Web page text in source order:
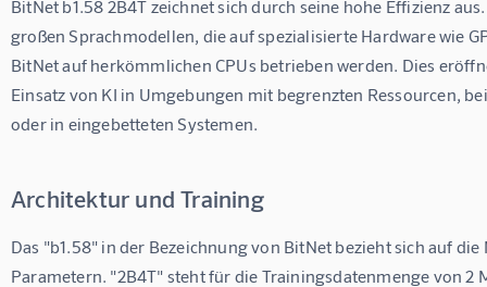
BitNet b1.58 2B4T zeichnet sich durch seine hohe Effizienz
großen Sprachmodellen, die auf spezialisierte Hardware wie
BitNet auf herkömmlichen CPUs betrieben werden. Dies
Einsatz von KI in Umgebungen mit begrenzten Ressourcen,
oder in eingebetteten Systemen.
Architektur und Training
Das "b1.58" in der Bezeichnung von BitNet bezieht sich auf
Parametern. "2B4T" steht für die Trainingsdatenmenge von 2